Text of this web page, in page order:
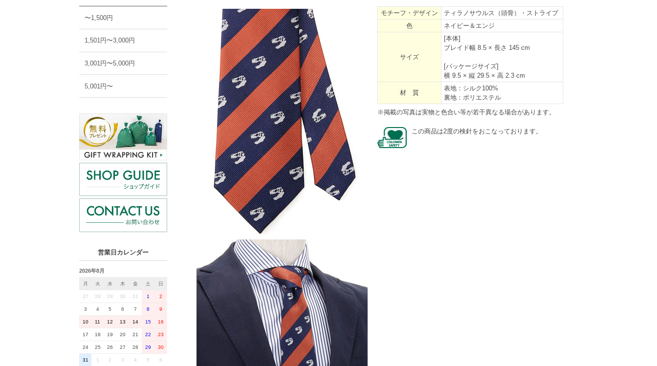
〜1,500円
1,501円〜3,000円
3,001円〜5,000円
5,001円〜
営業日カレンダー
2026年8月
月 火 水 木 金 土 日
27 28 29 30 31 1 2
3 4 5 6 7 8 9
10 11 12 13 14 15 16
17 18 19 20 21 22 23
24 25 26 27 28 29 30
31 1 2 3 4 5 6
モチーフ・デザイン
ティラノサウルス（頭骨）・ストライプ
色
ネイビー＆エンジ
サイズ
[本体]
ブレイド幅 8.5 × 長さ 145 cm
[パッケージサイズ]
横 9.5 × 縦 29.5 × 高 2.3 cm
材 質
表地：シルク100%
裏地：ポリエステル
※掲載の写真は実物と色合い等が若干異なる場合があります。
この商品は2度の検針をおこなっております。